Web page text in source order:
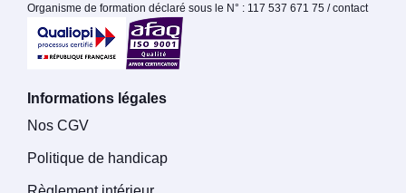
Organisme de formation déclaré sous le N° : 117 537 671 75 / contact
Informations légales
Nos CGV
Politique de handicap